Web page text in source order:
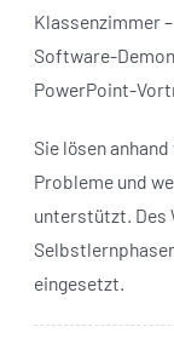
Klassenzimmer
Software-
PowerPoint-
Sie lösen
Probleme und
unterstützt. Des
eingesetzt.